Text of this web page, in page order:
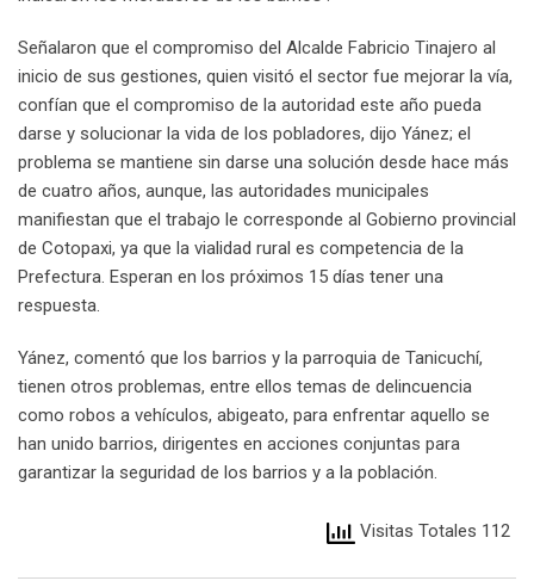
Señalaron que el compromiso del Alcalde Fabricio Tinajero al
inicio de sus gestiones, quien visitó el sector fue mejorar la vía,
confían que el compromiso de la autoridad este año pueda
darse y solucionar la vida de los pobladores, dijo Yánez; el
problema se mantiene sin darse una solución desde hace más
de cuatro años, aunque, las autoridades municipales
manifiestan que el trabajo le corresponde al Gobierno provincial
de Cotopaxi, ya que la vialidad rural es competencia de la
Prefectura. Esperan en los próximos 15 días tener una
respuesta.
Yánez, comentó que los barrios y la parroquia de Tanicuchí,
tienen otros problemas, entre ellos temas de delincuencia
como robos a vehículos, abigeato, para enfrentar aquello se
han unido barrios, dirigentes en acciones conjuntas para
garantizar la seguridad de los barrios y a la población.
Visitas Totales 112